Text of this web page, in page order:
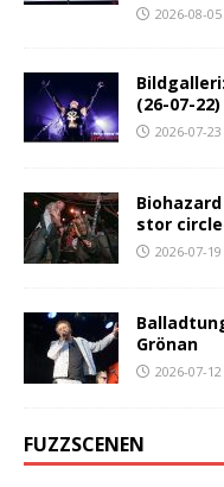
2026-08-05
(26-07-22)
2026-07-23
stor
2026-07-19
Grönan
2026-07-12
FUZZSCENEN